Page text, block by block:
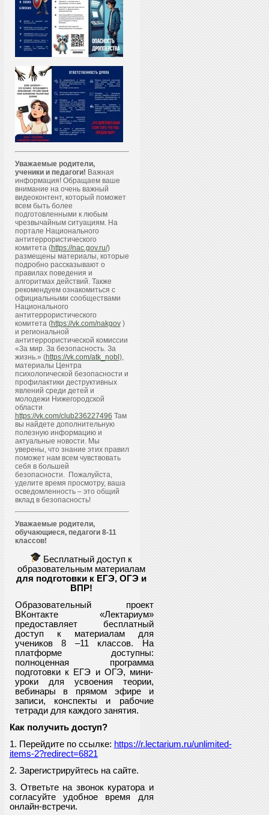
Уважаемые родители,
ученики и педагоги! Важная
информация! Обращаем ваше
внимание на очень важный
видеоконтент, который поможет
всем быть более
подготовленными к любым
чрезвычайным ситуациям. На
портале Национального
антитеррористического
комитета (https://nac.gov.ru/)
размещены материалы, которые
подробно рассказывают о
правилах поведения и
алгоритмах действий. Также
рекомендуем ознакомиться с
официальными сообществами
Национального
антитеррористического
комитета (https://vk.com/nakgov)
и региональной
антитеррористической комиссии
«За мир. За безопасность. За
жизнь.» (https://vk.com/atk_nobl ),
материалы Центра
психологической безопасности и
профилактики деструктивных
явлений среди детей и
молодежи Нижегородской
области
https://vk.com/club236227496 Там
вы найдете дополнительную
полезную информацию и
актуальные новости. Мы
уверены, что знание этих правил
поможет нам всем чувствовать
себя в большей
безопасности. Пожалуйста,
уделите время просмотру, ваша
осведомленность – это общий
вклад в безопасность!
Уважаемые родители,
обучающиеся, педагоги 8-11
классов!
Бесплатный доступ к
образовательным материалам
для подготовки к ЕГЭ, ОГЭ и
ВПР!
Образовательный проект
ВКонтакте «Лектариум»
предоставляетбесплатный
доступ к материалам для
учеников 8 –11 классов. На
платформе доступны:
полноценная программа
подготовки к ЕГЭ и ОГЭ, мини-
уроки для усвоения теории,
вебинары в прямом эфире и
записи, конспекты и рабочие
тетради для каждого занятия.
Как получить доступ?
1. Перейдите по ссылке: https://r.lectarium.ru/unlimited-
items-2?redirect=6821
2. Зарегистрируйтесь на сайте.
3. Ответьте на звонок куратора и
согласуйте удобное время для
онлайн-встречи.